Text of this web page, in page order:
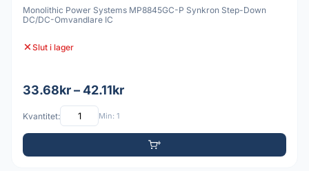
Monolithic Power Systems MP8845GC-P Synkron Step-Down
DC/DC-Omvandlare IC
Slut i lager
33.68kr – 42.11kr
Kvantitet: Min: 1